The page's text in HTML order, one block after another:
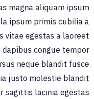
magna aliquam ipsum
ipsum primis cubilia a
vitae egestas a laoreet
congue tempor
neque blandit fusce
justo molestie blandit
lacinia egestas.